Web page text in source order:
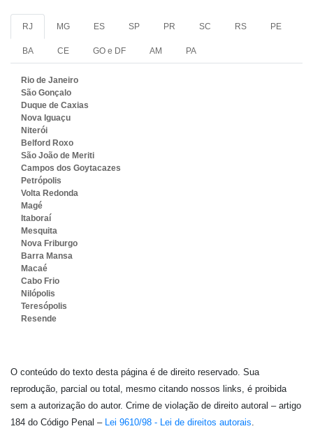
RJ MG ES SP PR SC RS PE
BA CE GO e DF AM PA
Rio de Janeiro
São Gonçalo
Duque de Caxias
Nova Iguaçu
Niterói
Belford Roxo
São João de Meriti
Campos dos Goytacazes
Petrópolis
Volta Redonda
Magé
Itaboraí
Mesquita
Nova Friburgo
Barra Mansa
Macaé
Cabo Frio
Nilópolis
Teresópolis
Resende
O conteúdo do texto desta página é de direito reservado. Sua
reprodução, parcial ou total, mesmo citando nossos links, é proibida
sem a autorização do autor. Crime de violação de direito autoral – artigo
184 do Código Penal – Lei 9610/98 - Lei de direitos autorais.